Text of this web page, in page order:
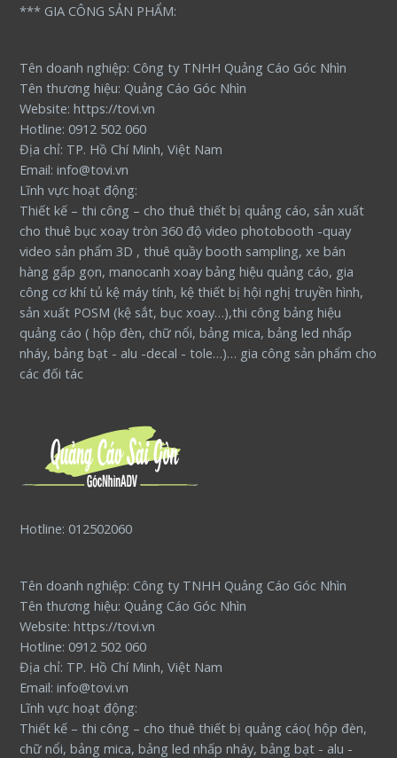
*** GIA CÔNG SẢN PHẨM:
Tên doanh nghiệp: Công ty TNHH Quảng Cáo Góc Nhìn
Tên thương hiệu: Quảng Cáo Góc Nhìn
Website: https://tovi.vn
Hotline: 0912 502 060
Địa chỉ: TP. Hồ Chí Minh, Việt Nam
Email: info@tovi.vn
Lĩnh vực hoạt động:
Thiết kế – thi công – cho thuê thiết bị quảng cáo, sản xuất
cho thuê bục xoay tròn 360 độ video photobooth -quay
video sản phẩm 3D , thuê quầy booth sampling, xe bán
hàng gấp gọn, manocanh xoay bảng hiệu quảng cáo, gia
công cơ khí tủ kệ máy tính, kệ thiết bị hội nghị truyền hình,
sản xuất POSM (kệ sắt, bục xoay…),thi công bảng hiệu
quảng cáo ( hộp đèn, chữ nổi, bảng mica, bảng led nhấp
nháy, bảng bạt - alu -decal - tole…)… gia công sản phẩm cho
các đối tác
Hotline: 012502060
Tên doanh nghiệp: Công ty TNHH Quảng Cáo Góc Nhìn
Tên thương hiệu: Quảng Cáo Góc Nhìn
Website: https://tovi.vn
Hotline: 0912 502 060
Địa chỉ: TP. Hồ Chí Minh, Việt Nam
Email: info@tovi.vn
Lĩnh vực hoạt động:
Thiết kế – thi công – cho thuê thiết bị quảng cáo( hộp đèn,
chữ nổi, bảng mica, bảng led nhấp nháy, bảng bạt - alu -